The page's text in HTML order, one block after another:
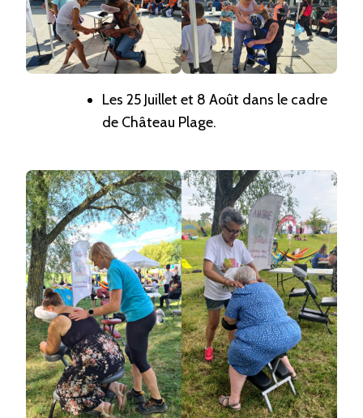
Les 25 Juillet et 8 Août dans le cadre
de Château Plage.